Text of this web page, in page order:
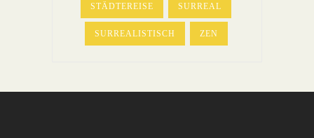
STÄDTEREISE SURREAL
SURREALISTISCH ZEN